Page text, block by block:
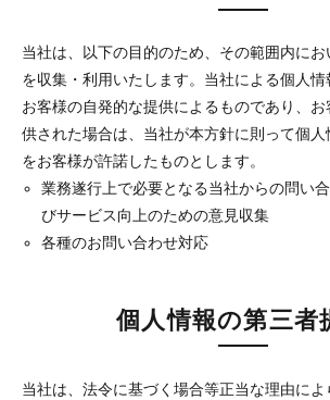
当社は、以下の目的のため、その範囲内に
を収集・利用いたします。当社による個人情
お客様の自発的な提供によるものであり、
供された場合は、当社が本方針に則って個人
をお客様が許諾したものとします。
業務遂行上で必要となる当社からの問い
びサービス向上のための意見収集
各種のお問い合わせ対応
個人情報の第三者
当社は、法令に基づく場合等正当な理由に